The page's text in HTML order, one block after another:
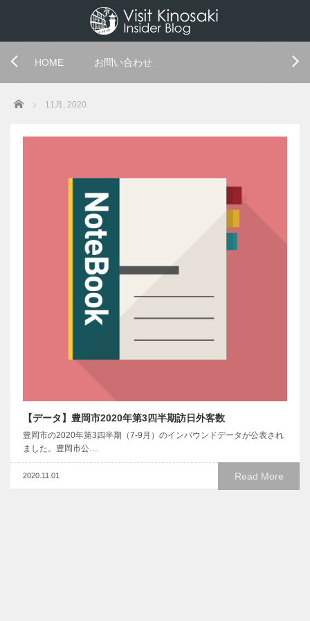
HOME お問い合わせ
Home 11月, 2020
【データ】豊岡市2020年第3四半期訪日外客数
豊岡市の2020年第3四半期（7-9月）のインバウンドデータが公表され
ました。豊岡市公…
Read More
2020.11.01